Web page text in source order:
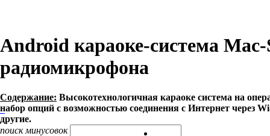
Android караоке-система
радиомикрофона
Содержание: Высокотехнологичная караоке система на
набор опций с возможностью соединения c Интернет через
другие.
поиск минусовок